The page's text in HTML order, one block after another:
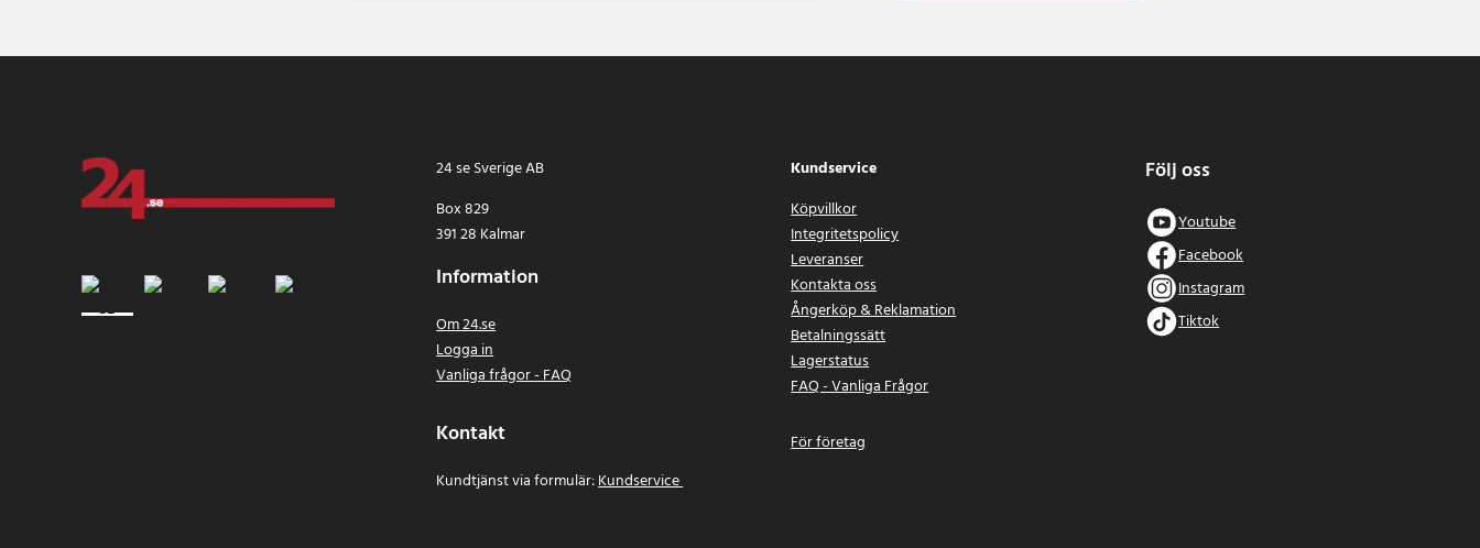
24 se Sverige AB
Box 829
391 28 Kalmar
Information
Om 24.se
Logga in
Vanliga frågor - FAQ
Kontakt
Kundtjänst via formulär:Kundservice
Kundservice
Köpvillkor
Integritetspolicy
Leveranser
Kontakta oss
Ångerköp & Reklamation
Betalningssätt
Lagerstatus
FAQ - Vanliga Frågor
För företag
Följ oss
Youtube
Facebook
Instagram
Tiktok